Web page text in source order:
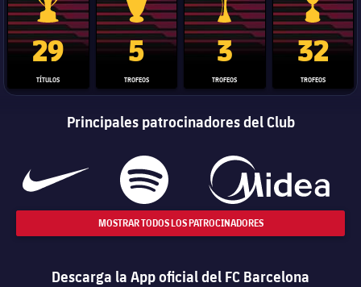
Trofeo de La Liga
29
TÍTULOS
Trofeo de la Liga de Campeones
5
TROFEOS
Trofeo del Mundial de
3
TROFEOS
Copa del
32
TROFEOS
Principales patrocinadores del Club
MOSTRAR TODOS LOS PATROCINADORES
Descarga la App oficial del FC Barcelona